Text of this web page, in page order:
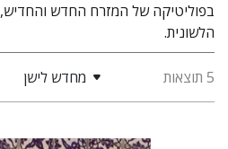
בפוליטיקה של המזרח החדש והחדיש,
הלשונית.
5 תוצאות מחדש לישן